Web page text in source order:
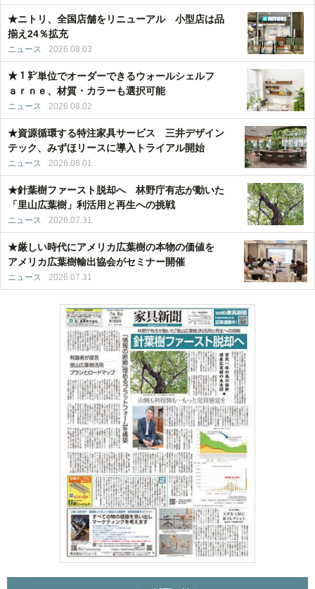
★ニトリ、全国店舗をリニューアル 小型店は品
揃え24％拡充
ニュース 2026.08.03
★１㌢単位でオーダーできるウォールシェルフ
ａｒｎｅ、材質・カラーも選択可能
ニュース 2026.08.02
★資源循環する特注家具サービス 三井デザイン
テック、みずほリースに導入トライアル開始
ニュース 2026.08.01
★針葉樹ファースト脱却へ 林野庁有志が動いた
「里山広葉樹」利活用と再生への挑戦
ニュース 2026.07.31
★厳しい時代にアメリカ広葉樹の本物の価値を
アメリカ広葉樹輸出協会がセミナー開催
ニュース 2026.07.31